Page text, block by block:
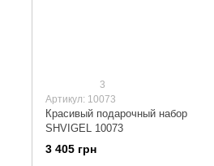
3
Артикул: 10073
Красивый подарочный набор
SHVIGEL 10073
3 405 грн